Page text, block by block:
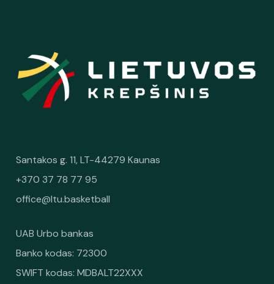
Santakos g. 11, LT-44279 Kaunas
+370 37 78 77 95
office@ltu.basketball
UAB Urbo bankas
Banko kodas: 72300
SWIFT kodas: MDBALT22XXX